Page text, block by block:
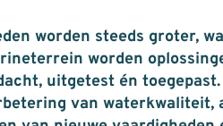
worden steeds groter,
worden
uitgetest én
van waterkwaliteit,